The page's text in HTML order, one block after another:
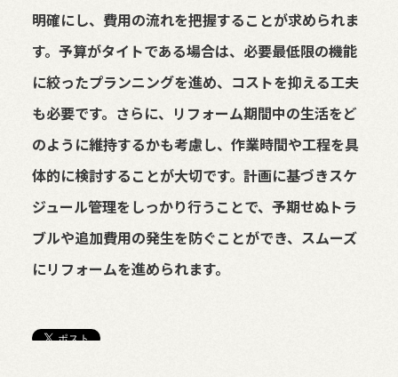
明確にし、費用の流れを把握することが求められま
す。予算がタイトである場合は、必要最低限の機能
に絞ったプランニングを進め、コストを抑える工夫
も必要です。さらに、リフォーム期間中の生活をど
のように維持するかも考慮し、作業時間や工程を具
体的に検討することが大切です。計画に基づきスケ
ジュール管理をしっかり行うことで、予期せぬトラ
ブルや追加費用の発生を防ぐことができ、スムーズ
にリフォームを進められます。